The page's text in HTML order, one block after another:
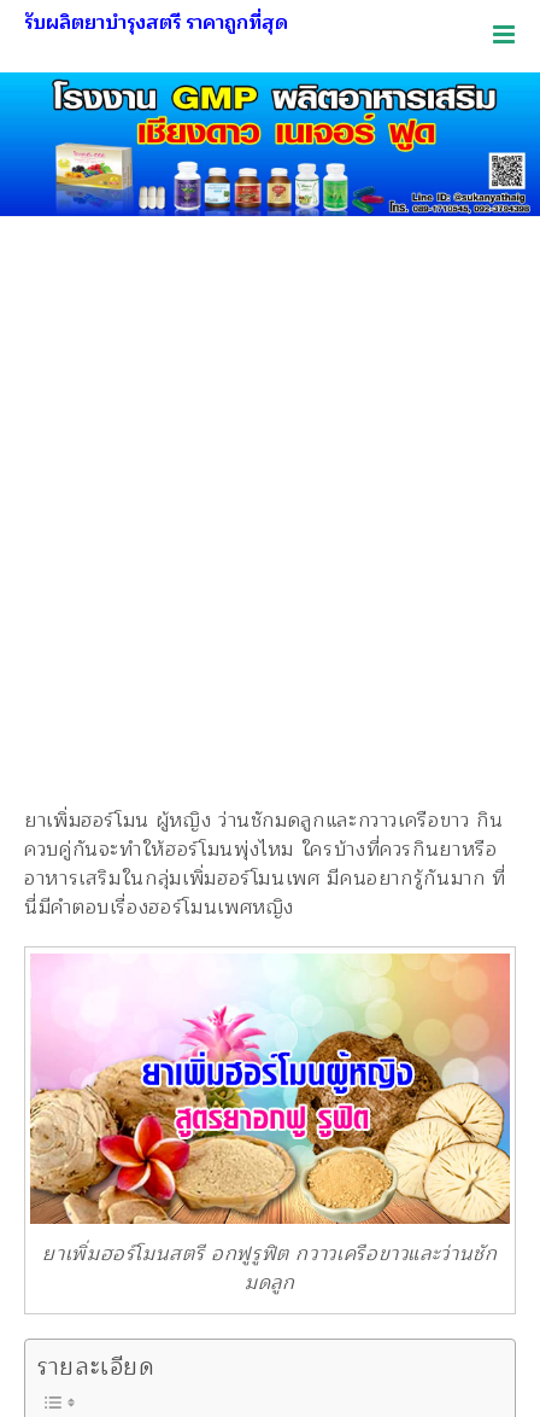
รับผลิตยาบำรุงสตรี ราคาถูกที่สุด
ยาเพิ่มฮอร์โมน ผู้หญิง ว่านชักมดลูกและกวาวเครือขาว กิน
ควบคู่กันจะทำให้ฮอร์โมนพุ่งไหม ใครบ้างที่ควรกินยาหรือ
อาหารเสริมในกลุ่มเพิ่มฮอร์โมนเพศ มีคนอยากรู้กันมาก ที่
นี่มีคำตอบเรื่องฮอร์โมนเพศหญิง
ยาเพิ่มฮอร์โมนสตรี อกฟูรูฟิต กวาวเครือขาวและว่านชัก
มดลูก
รายละเอียด